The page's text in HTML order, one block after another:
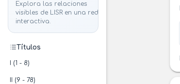
Explora las relaciones
visibles de LISR en una red
interactiva.
Títulos
I (1 - 8)
II (9 - 78)